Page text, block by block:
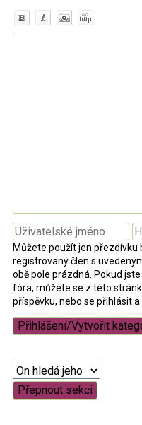
Můžete použít jen přezdívku
registrovaný člen s
obě pole prázdná. Pokud
fóra, můžete se z této
příspěvku, nebo se přihlásit